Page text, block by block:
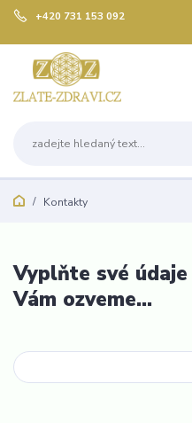
+420 731 153 092
Kontakty
Vyplňte své
Vám ozveme...